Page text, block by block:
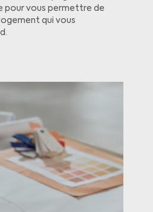
pour vous permettre de
qui vous